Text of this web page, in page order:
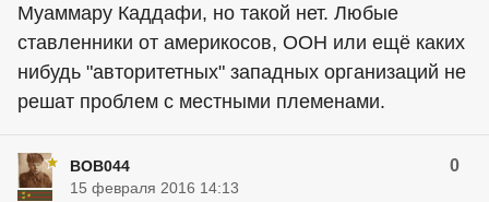
Муаммару Каддафи, но такой нет. Любые
ставленники от америкосов, ООН или ещё каких
нибудь "авторитетных" западных организаций не
решат проблем с местными племенами.
BOB044 0
15 февраля 2016 14:13